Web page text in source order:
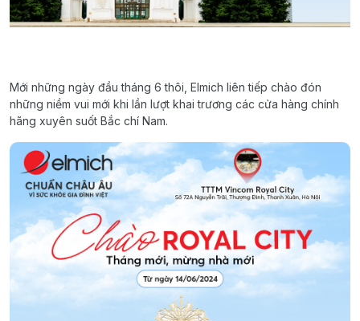
Mới những ngày đầu tháng 6 thôi, Elmich liên tiếp chào đón
những niềm vui mới khi lần lượt khai trương các cửa hàng chính
hãng xuyên suốt Bắc chí Nam.